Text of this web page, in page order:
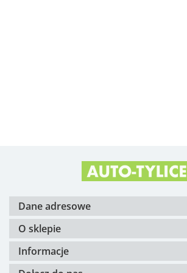
Dane adresowe
O sklepie
Informacje